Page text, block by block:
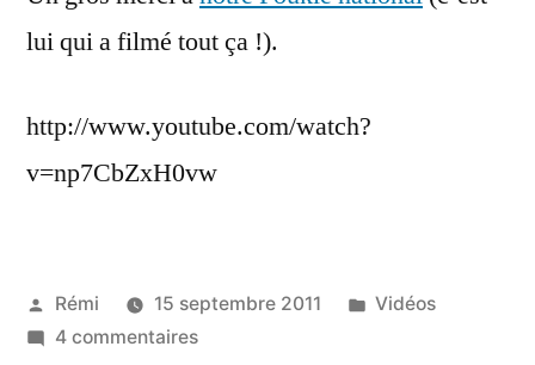
lui qui a filmé tout ça !).
http://www.youtube.com/watch?
v=np7CbZxH0vw
Publié
par
Rémi 15 septembre 2011
Publié
Vidéos
4 commentairessur